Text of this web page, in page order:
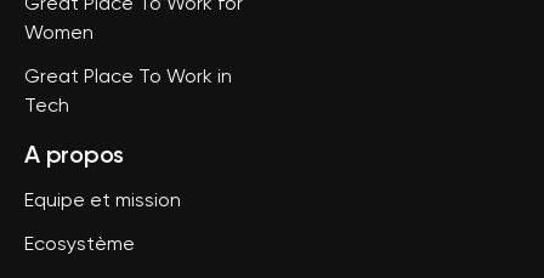
Great Place To Work for
Women
Great Place To Work in
Tech
A propos
Equipe et mission
Ecosystème